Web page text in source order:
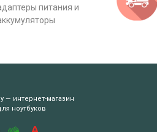
питания и
— интернет-магазин
ноутбуков